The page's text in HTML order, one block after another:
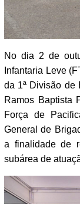
No dia 2 de
Infantaria Leve
da 1ª Divisão de
Ramos Baptista
Força de
General de
a finalidade de
subárea de